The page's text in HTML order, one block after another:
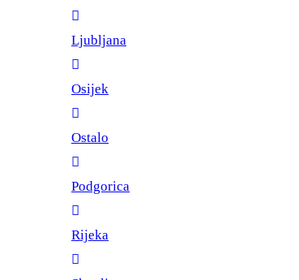
Ljubljana
Osijek
Ostalo
Podgorica
Rijeka